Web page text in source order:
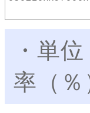
・単
率（